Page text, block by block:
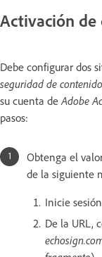
Activación de
Debe configurar dos
seguridad de
su cuenta de Adobe
pasos:
Obtenga el
de la siguiente
Inicie
De la URL,